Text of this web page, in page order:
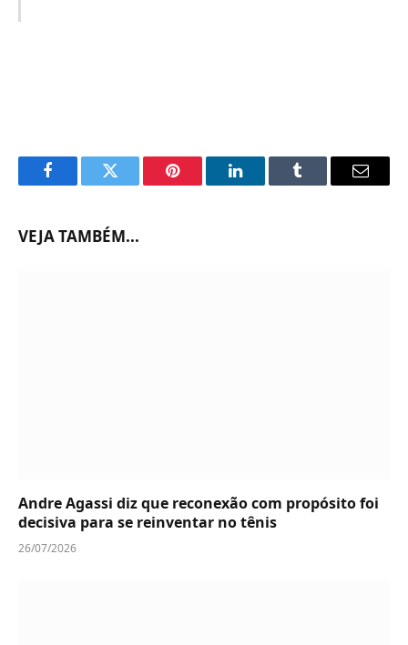
FacebookTwitter Pinterest LinkedInTumblr Email
VEJA TAMBÉM...
Andre Agassi diz que reconexão com propósito foi
decisiva para se reinventar no tênis
26/07/2026